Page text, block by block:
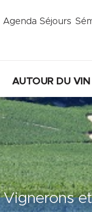
Agenda Séjours
AUTOUR DU VIN
Vignerons